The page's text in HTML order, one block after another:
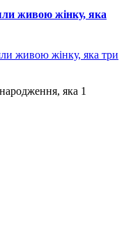
живою жінку, яка
яка 1